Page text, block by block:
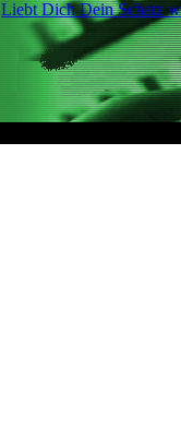
Liebt Dich Dein Schatz